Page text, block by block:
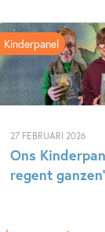
27 FEBRUARI 2026
Ons
regent ganzen’
Kinderpanel